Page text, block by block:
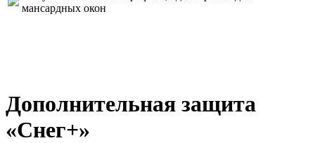
мансардных окон
Дополнительная защита
«Снег+»